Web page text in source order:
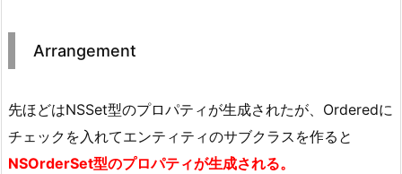
Arrangement
先ほどはNSSet型のプロパティが生成されたが、Orderedに
チェックを入れてエンティティのサブクラスを作ると
NSOrderSet型のプロパティが生成される。